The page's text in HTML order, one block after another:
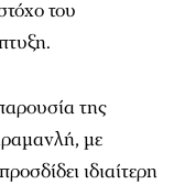
του
της
με
ιδιαίτερη